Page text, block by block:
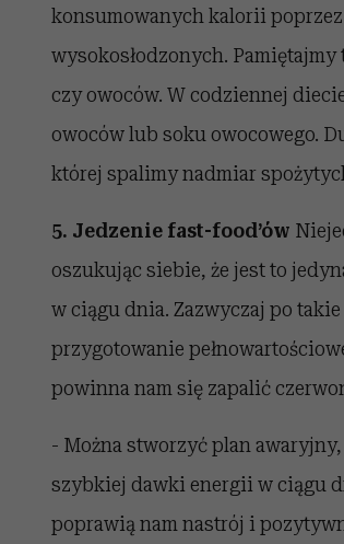
konsumowanych kalorii
wysokosłodzonych.
czy owoców. W codziennej
owoców lub soku owocowego.
której spalimy nadmiar
5. Jedzenie fast-food’ów
oszukując siebie, że jest to
w ciągu dnia. Zazwyczaj po
przygotowanie
powinna nam się zapalić
- Można stworzyć plan
szybkiej dawki energii w ciągu
poprawią nam nastrój i